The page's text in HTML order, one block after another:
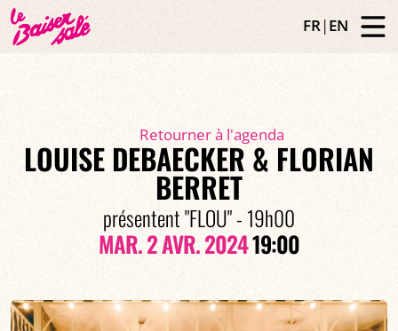
FR|EN
Retourner à l'agenda
LOUISE DEBAECKER & FLORIAN
BERRET
présentent "FLOU" - 19h00
MAR. 2 AVR. 202419:00